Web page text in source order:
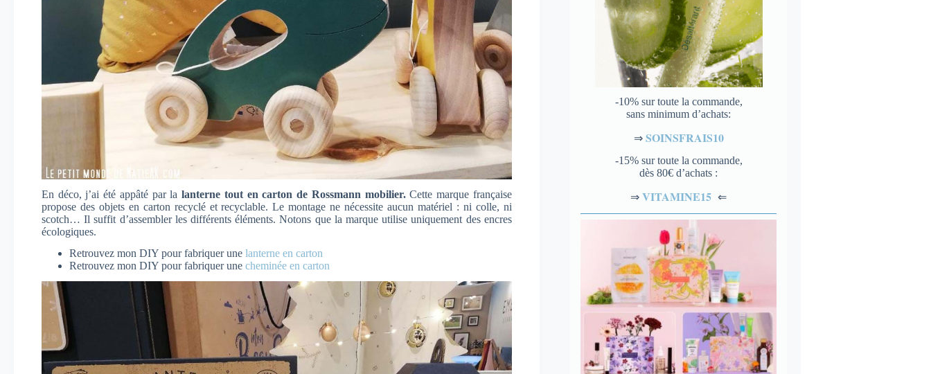
En déco, j’ai été appâté par lalanterne tout en carton de Rossmann mobilier.Cette marque française
propose des objets en carton recyclé et recyclable. Le montage ne nécessite aucun matériel : ni colle, ni
scotch… Il suffit d’assembler les différents éléments. Notons que la marque utilise uniquement des encres
écologiques.
Retrouvez mon DIY pour fabriquer une lanterne en carton
Retrouvez mon DIY pour fabriquer une cheminée en carton
-10% sur toute la commande,
sans minimum d’achats:
⇒ SOINSFRAIS10
-15% sur toute la commande,
dès 80€ d’achats :
⇒VITAMINE15 ⇐